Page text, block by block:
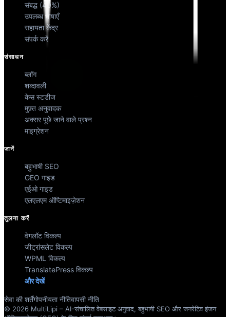
संबद्ध (40%)
उपलब्ध भाषाएँ
सहायता केंद्र
संपर्क करें
संसाधन
ब्लॉग
शब्दावली
केस स्टडीज
मुफ़्त अनुवादक
अक्सर पूछे जाने वाले प्रश्न
माइग्रेशन
जानें
बहुभाषी SEO
GEO गाइड
एईओ गाइड
एलएलएम ऑप्टिमाइज़ेशन
तुलना करें
वेगलॉट विकल्प
जीट्रांसलेट विकल्प
WPML विकल्प
TranslatePress विकल्प
और देखें
सेवा की शर्तेंगोपनीयता नीतिवापसी नीति
© 2026 MultiLipi – AI-संचालित वेबसाइट अनुवाद, बहुभाषी SEO और जनरेटिव इंजन